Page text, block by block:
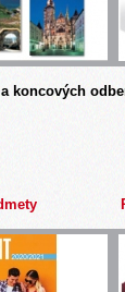
koncových